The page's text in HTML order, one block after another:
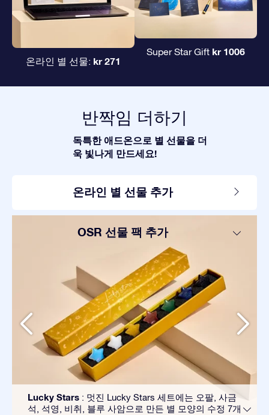
온라인 별 선물: kr 271
Super Star Gift kr 1006
반짝임 더하기
독특한 애드온으로 별 선물을 더
욱 빛나게 만드세요!
온라인 별 선물 추가
OSR 선물 팩 추가
Lucky Stars : 멋진 Lucky Stars 세트에는 오팔, 사금
석, 석영, 비취, 블루 사암으로 만든 별 모양의 수정 7개